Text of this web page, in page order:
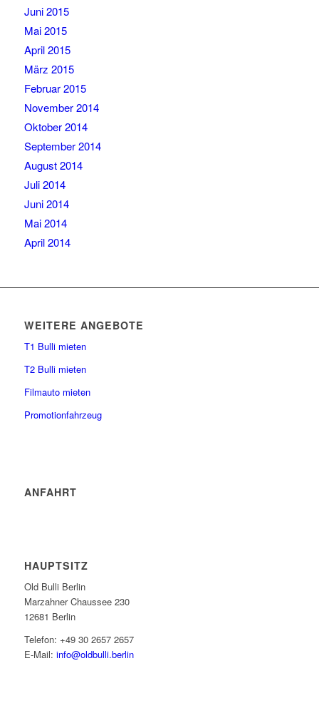
Juni 2015
Mai 2015
April 2015
März 2015
Februar 2015
November 2014
Oktober 2014
September 2014
August 2014
Juli 2014
Juni 2014
Mai 2014
April 2014
WEITERE ANGEBOTE
T1 Bulli mieten
T2 Bulli mieten
Filmauto mieten
Promotionfahrzeug
ANFAHRT
HAUPTSITZ
Old Bulli Berlin
Marzahner Chaussee 230
12681 Berlin
Telefon: +49 30 2657 2657
E-Mail: info@oldbulli.berlin